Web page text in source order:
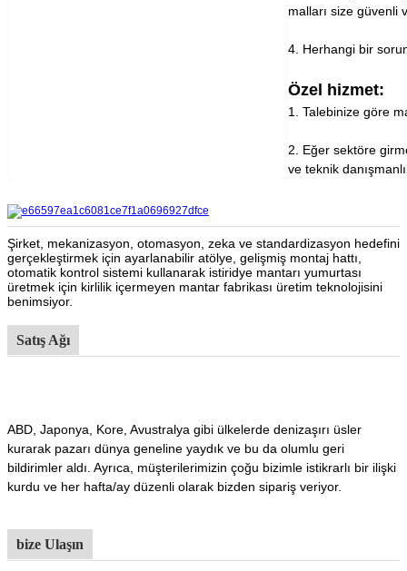
malları size güvenli
4. Herhangi bir
Özel hizmet:
1. Talebinize göre
2. Eğer sektöre
ve teknik
Şirket, mekanizasyon, otomasyon, zeka ve standardizasyon hedefini
gerçekleştirmek için ayarlanabilir atölye, gelişmiş montaj hattı,
otomatik kontrol sistemi kullanarak istiridye mantarı yumurtası
üretmek için kirlilik içermeyen mantar fabrikası üretim teknolojisini
benimsiyor.
Satış Ağı
ABD, Japonya, Kore, Avustralya gibi ülkelerde denizaşırı üsler
kurarak pazarı dünya geneline yaydık ve bu da olumlu geri
bildirimler aldı. Ayrıca, müşterilerimizin çoğu bizimle istikrarlı bir ilişki
kurdu ve her hafta/ay düzenli olarak bizden sipariş veriyor.
bize Ulaşın